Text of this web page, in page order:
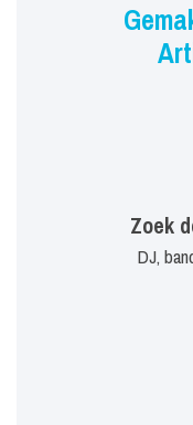
Zoek
DJ,